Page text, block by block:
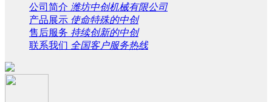
公司简介 潍坊中创机械有限公司
产品展示 使命特殊的中创
售后服务 持续创新的中创
联系我们 全国客户服务热线